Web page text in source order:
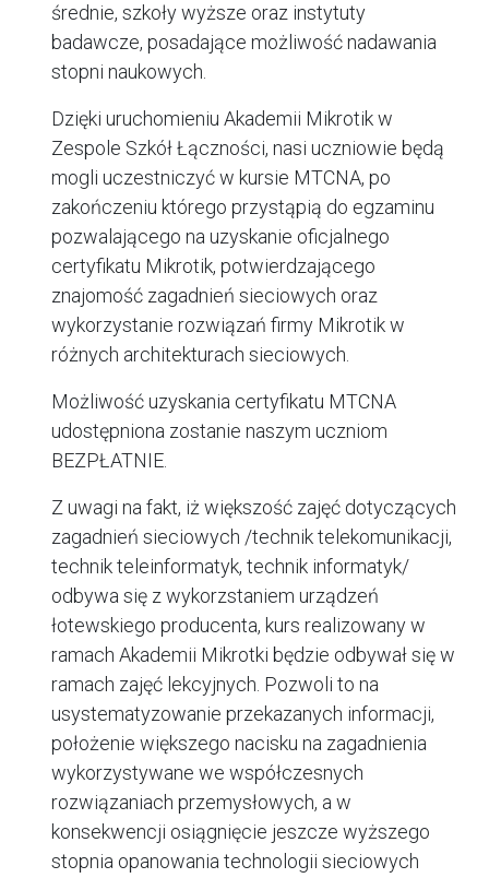
średnie, szkoły wyższe oraz instytuty
badawcze, posadające możliwość nadawania
stopni naukowych.
Dzięki uruchomieniu Akademii Mikrotik w
Zespole Szkół Łączności, nasi uczniowie będą
mogli uczestniczyć w kursie MTCNA, po
zakończeniu którego przystąpią do egzaminu
pozwalającego na uzyskanie oficjalnego
certyfikatu Mikrotik, potwierdzającego
znajomość zagadnień sieciowych oraz
wykorzystanie rozwiązań firmy Mikrotik w
różnych architekturach sieciowych.
Możliwość uzyskania certyfikatu MTCNA
udostępniona zostanie naszym uczniom
BEZPŁATNIE.
Z uwagi na fakt, iż większość zajęć dotyczących
zagadnień sieciowych /technik telekomunikacji,
technik teleinformatyk, technik informatyk/
odbywa się z wykorzstaniem urządzeń
łotewskiego producenta, kurs realizowany w
ramach Akademii Mikrotki będzie odbywał się w
ramach zajęć lekcyjnych. Pozwoli to na
usystematyzowanie przekazanych informacji,
położenie większego nacisku na zagadnienia
wykorzystywane we współczesnych
rozwiązaniach przemysłowych, a w
konsekwencji osiągnięcie jeszcze wyższego
stopnia opanowania technologii sieciowych